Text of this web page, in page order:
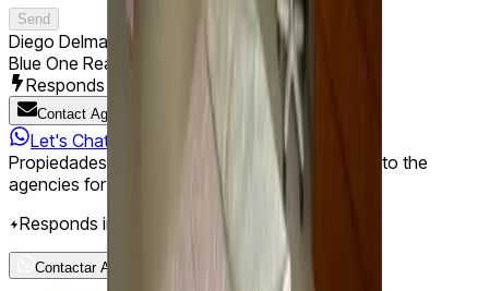
Send
Diego Delmas
Blue One Realty
Responds in less than 14 minutes
Contact Agency
Let's Chat
Propiedades PA does not charge a commission to the
agencies for referring prospects.
Responds in less than 12 minutes
Contactar Agente